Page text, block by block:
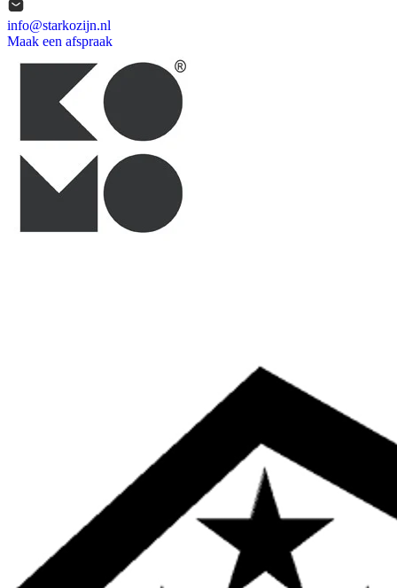
info@starkozijn.nl
Maak een afspraak